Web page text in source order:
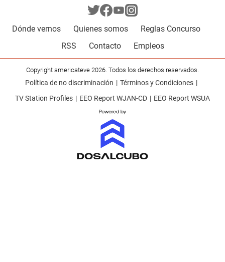
Dónde vernos Quienes somos
Reglas Concurso
RSS
Contacto Empleos
Copyright americateve 2026. Todos los derechos reservados.
Política de no discriminación
Términos y Condiciones
TV Station Profiles
EEO Report WJAN-CD EEO Report WSUA